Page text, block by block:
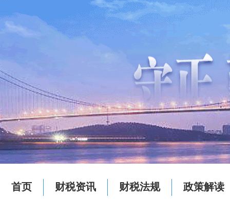
首页 财税资讯 财税法规 政策解读